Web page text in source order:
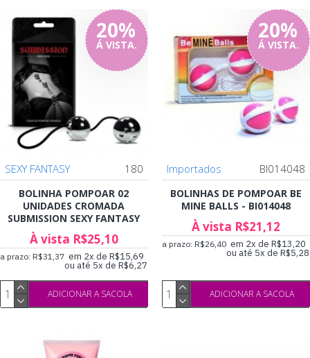
20%
Á VISTA.
SEXY FANTASY 180
BOLINHA POMPOAR 02
UNIDADES CROMADA
SUBMISSION SEXY FANTASY
À vista R$25,10
a prazo: R$31,37 em 2x de R$15,69
ou até 5x de R$6,27
ADICIONAR A SACOLA
20%
Á VISTA.
Importados BI014048
BOLINHAS DE POMPOAR BE
MINE BALLS - BI014048
À vista R$21,12
a prazo: R$26,40 em 2x de R$13,20
ou até 5x de R$5,28
ADICIONAR A SACOLA